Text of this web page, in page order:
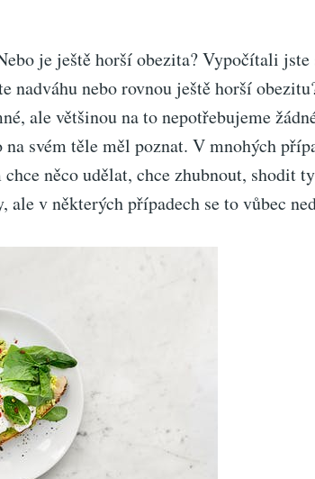
je ještě horší obezita? Vypočítali jste
nebo rovnou ještě horší
ale většinou na to nepotřebujeme
svém těle měl poznat. V mnohých
něco udělat, chce zhubnout, shodit
ale v některých případech se to vůbec